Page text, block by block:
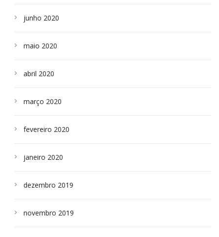
junho 2020
maio 2020
abril 2020
março 2020
fevereiro 2020
janeiro 2020
dezembro 2019
novembro 2019